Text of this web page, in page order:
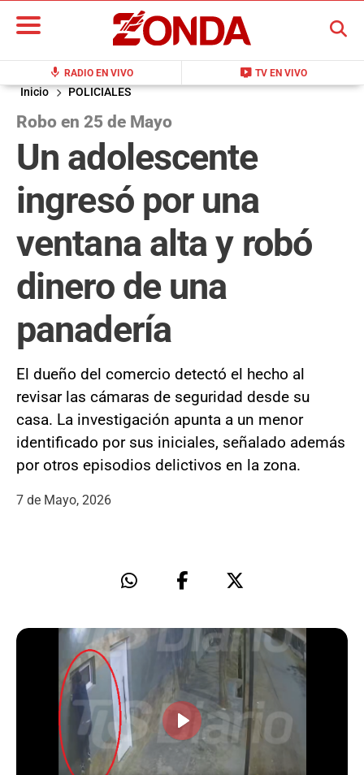
mic RADIO EN VIVO live_tv TV EN VIVO
BUSCAR
Inicio POLICIALES
Robo en 25 de Mayo
Un adolescente
ingresó por una
ventana alta y robó
dinero de una
panadería
El dueño del comercio detectó el hecho al
revisar las cámaras de seguridad desde su
casa. La investigación apunta a un menor
identificado por sus iniciales, señalado además
por otros episodios delictivos en la zona.
7 de Mayo, 2026
Reproducir